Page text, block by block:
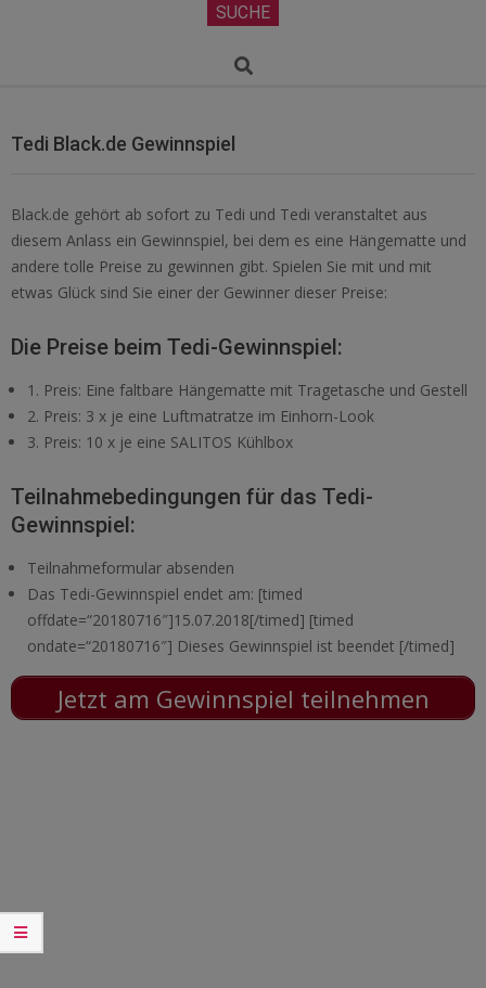
SUCHE
Search
Tedi Black.de Gewinnspiel
Black.de gehört ab sofort zu Tedi und Tedi veranstaltet aus
diesem Anlass ein Gewinnspiel, bei dem es eine Hängematte und
andere tolle Preise zu gewinnen gibt. Spielen Sie mit und mit
etwas Glück sind Sie einer der Gewinner dieser Preise:
Die Preise beim Tedi-Gewinnspiel:
1. Preis: Eine faltbare Hängematte mit Tragetasche und Gestell
2. Preis: 3 x je eine Luftmatratze im Einhorn-Look
3. Preis: 10 x je eine SALITOS Kühlbox
Teilnahmebedingungen für das Tedi-
Gewinnspiel:
Teilnahmeformular absenden
Das Tedi-Gewinnspiel endet am: [timed
offdate=“20180716″]15.07.2018[/timed] [timed
ondate=“20180716″] Dieses Gewinnspiel ist beendet [/timed]
Jetzt am Gewinnspiel teilnehmen